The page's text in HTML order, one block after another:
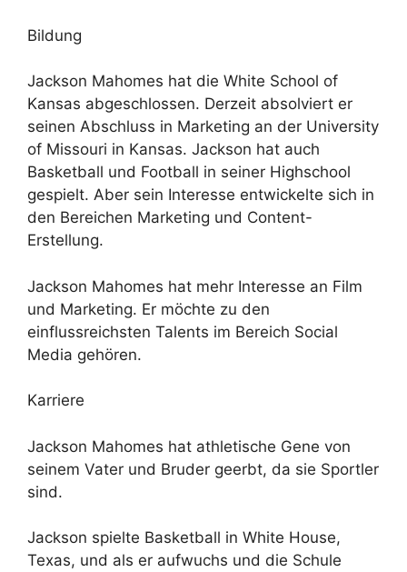
Bildung
Jackson Mahomes hat die White School of
Kansas abgeschlossen. Derzeit absolviert er
seinen Abschluss in Marketing an der University
of Missouri in Kansas. Jackson hat auch
Basketball und Football in seiner Highschool
gespielt. Aber sein Interesse entwickelte sich in
den Bereichen Marketing und Content-
Erstellung.
Jackson Mahomes hat mehr Interesse an Film
und Marketing. Er möchte zu den
einflussreichsten Talents im Bereich Social
Media gehören.
Karriere
Jackson Mahomes hat athletische Gene von
seinem Vater und Bruder geerbt, da sie Sportler
sind.
Jackson spielte Basketball in White House,
Texas, und als er aufwuchs und die Schule